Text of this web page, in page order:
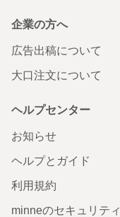
企業の方へ
広告出稿について
大口注文について
ヘルプセンター
お知らせ
ヘルプとガイド
利用規約
minneのセキュリティ